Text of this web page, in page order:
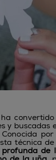
y buscadas
técnica
profunda de